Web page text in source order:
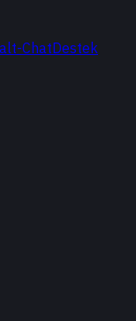
t-ChatDestek